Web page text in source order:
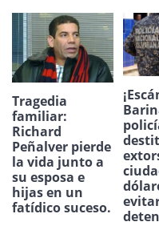
Tragedia
familiar:
Richard
Peñalver pierde
la vida junto a
su esposa e
hijas en un
fatídico suceso.